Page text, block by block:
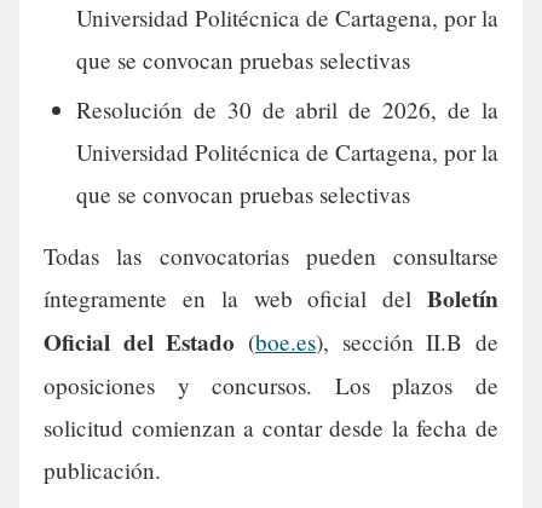
Universidad Politécnica de Cartagena, por la
que se convocan pruebas selectivas
Resolución de 30 de abril de 2026, de la
Universidad Politécnica de Cartagena, por la
que se convocan pruebas selectivas
Todas las convocatorias pueden consultarse
íntegramente en la web oficial del Boletín
Oficial del Estado (boe.es), sección II.B de
oposiciones y concursos. Los plazos de
solicitud comienzan a contar desde la fecha de
publicación.